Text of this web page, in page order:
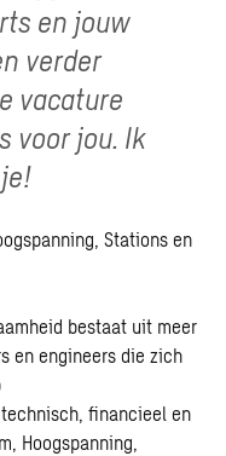
en jouw
verder
vacature
voor jou. Ik
Stations en
bestaat uit meer
en engineers die zich
financieel en
Hoogspanning,